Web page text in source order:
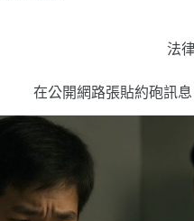
法
在公開網路張貼約砲訊